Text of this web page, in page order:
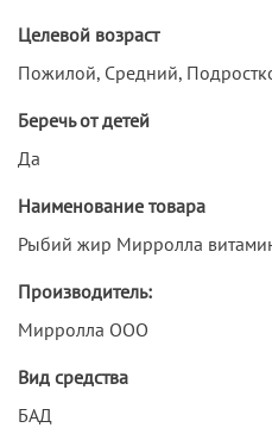
Целевой возраст
Пожилой, Средний,
Беречь от детей
Да
Наименование товара
Рыбий жир Мирролла
Производитель:
Мирролла ООО
Вид средства
БАД